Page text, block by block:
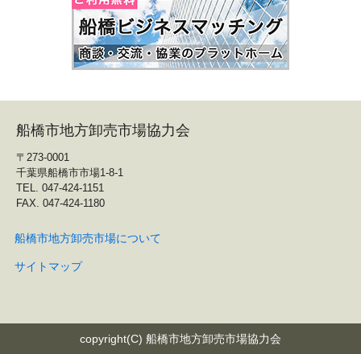
船橋市地方卸売市場協力会
〒273-0001
千葉県船橋市市場1-8-1
TEL. 047-424-1151
FAX. 047-424-1180
船橋市地方卸売市場について
サイトマップ
copyright(C) 船橋市地方卸売市場協力会